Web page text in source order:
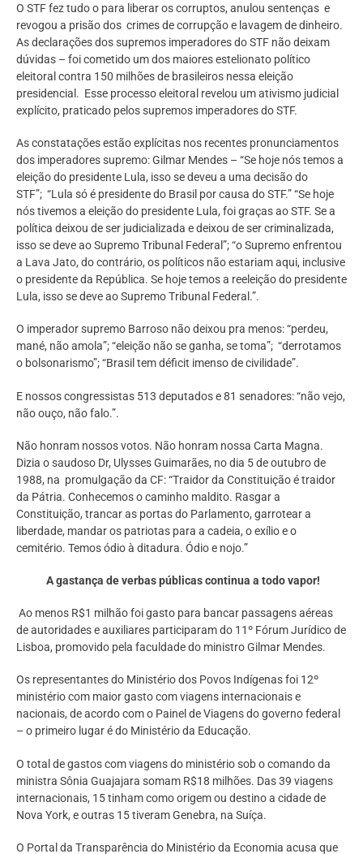
O STF fez tudo o para liberar os corruptos, anulou sentenças e
revogou a prisão dos crimes de corrupção e lavagem de dinheiro.
As declarações dos supremos imperadores do STF não deixam
dúvidas – foi cometido um dos maiores estelionato político
eleitoral contra 150 milhões de brasileiros nessa eleição
presidencial. Esse processo eleitoral revelou um ativismo judicial
explícito, praticado pelos supremos imperadores do STF.
As constatações estão explícitas nos recentes pronunciamentos
dos imperadores supremo: Gilmar Mendes – “Se hoje nós temos a
eleição do presidente Lula, isso se deveu a uma decisão do
STF”; “Lula só é presidente do Brasil por causa do STF.”“Se hoje
nós tivemos a eleição do presidente Lula, foi graças ao STF. Se a
política deixou de ser judicializada e deixou de ser criminalizada,
isso se deve ao Supremo Tribunal Federal”;“o Supremo enfrentou
a Lava Jato, do contrário, os políticos não estariam aqui, inclusive
o presidente da República. Se hoje temos a reeleição do presidente
Lula, isso se deve ao Supremo Tribunal Federal.”.
O imperador supremo Barroso não deixou pra menos: “perdeu,
mané, não amola”; “eleição não se ganha, se toma”; “derrotamos
o bolsonarismo”; “Brasil tem déficit imenso de civilidade”.
E nossos congressistas 513 deputados e 81 senadores: “não vejo,
não ouço, não falo.”.
Não honram nossos votos. Não honram nossa Carta Magna.
Dizia o saudoso Dr, Ulysses Guimarães, no dia 5 de outubro de
1988, na promulgação da CF: “Traidor da Constituição é traidor
da Pátria. Conhecemos o caminho maldito. Rasgar a
Constituição, trancar as portas do Parlamento, garrotear a
liberdade, mandar os patriotas para a cadeia, o exílio e o
cemitério. Temos ódio à ditadura. Ódio e nojo.”
A gastança de verbas públicas continua a todo vapor!
Ao menos R$1 milhão foi gasto para bancar passagens aéreas
de autoridades e auxiliares participaram do 11º Fórum Jurídico de
Lisboa, promovido pela faculdade do ministro Gilmar Mendes.
Os representantes do Ministério dos Povos Indígenas foi 12º
ministério com maior gasto com viagens internacionais e
nacionais, de acordo com o Painel de Viagens do governo federal
– o primeiro lugar é do Ministério da Educação.
O total de gastos com viagens do ministério sob o comando da
ministra Sônia Guajajara somam R$18 milhões. Das 39 viagens
internacionais, 15 tinham como origem ou destino a cidade de
Nova York, e outras 15 tiveram Genebra, na Suíça.
O Portal da Transparência do Ministério da Economia acusa que